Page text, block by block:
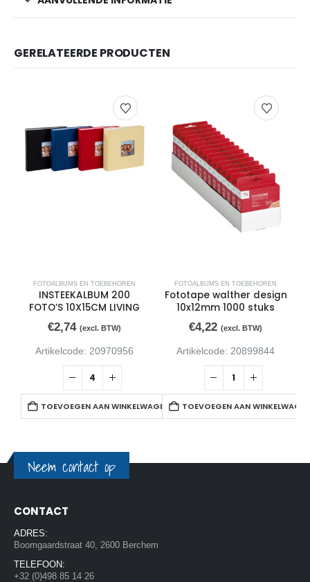
GERELATEERDE PRODUCTEN
FOTOALBUMS EN TOEBEHOREN
INSTEEKALBUM 200
FOTO’S 10X15CM LIVING
€2,74 (excl. BTW)
Artikelcode: 20970956
TOEVOEGEN AAN WINKELWAGEN
FOTOALBUMS EN TOEBEHOREN
Fototape walther design
10x12mm 1000 stuks
€4,22 (excl. BTW)
Artikelcode: 20899844
TOEVOEGEN AAN
Neem contact op
CONTACT
ADRES:
Boomgaardstraat 40, 2600 Berchem
TELEFOON:
+32 (0)498 85 14 26